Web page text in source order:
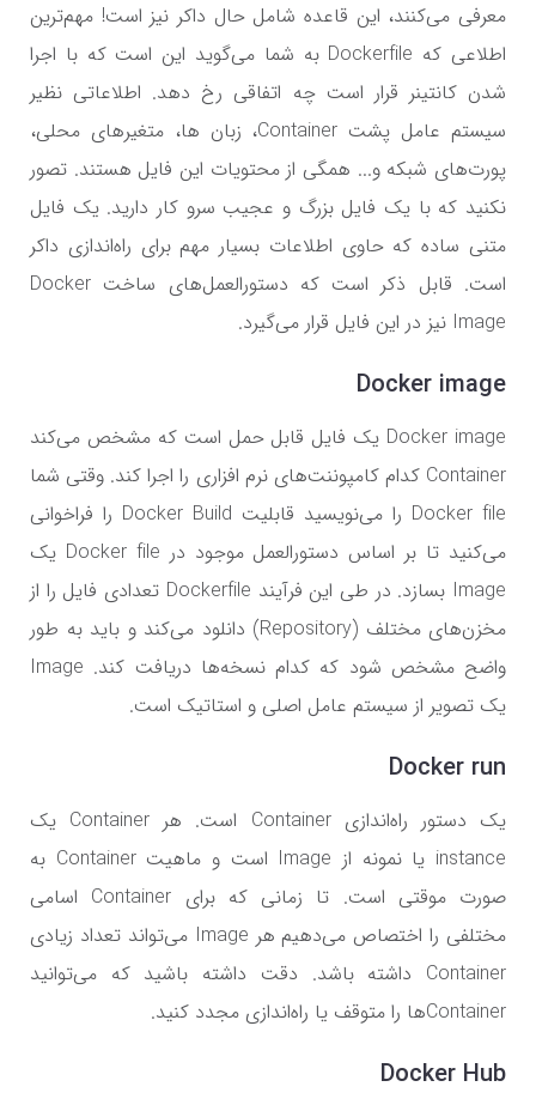
معرفی می‌کنند، این قاعده شامل حال داکر نیز است! مهم‌ترین
اطلاعی که Dockerfile به شما می‌گوید این است که با اجرا
شدن کانتینر قرار است چه اتفاقی رخ دهد. اطلاعاتی نظیر
سیستم عامل پشت Container، زبان ها، متغیرهای محلی،
پورت‌های شبکه و... همگی از محتویات این فایل هستند. تصور
نکنید که با یک فایل بزرگ و عجیب سرو کار دارید. یک فایل
متنی ساده که حاوی اطلاعات بسیار مهم برای راه‌اندازی داکر
است. قابل ذکر است که دستورالعمل‌های ساخت Docker
Image نیز در این فایل قرار می‌گیرد.
Docker image
Docker image یک فایل قابل حمل است که مشخص می‌کند
Container کدام کامپوننت‌های نرم افزاری را اجرا کند. وقتی شما
Docker file را می‌نویسید قابلیت Docker Build را فراخوانی
می‌کنید تا بر اساس دستورالعمل موجود در Docker file یک
Image بسازد. در طی این فرآیند Dockerfile تعدادی فایل را از
مخزن‌های مختلف (Repository) دانلود می‌کند و باید به طور
واضح مشخص شود که کدام نسخه‌ها دریافت کند. Image
یک تصویر از سیستم عامل اصلی و استاتیک است.
Docker run
یک دستور راه‌اندازی Container است. هر Container یک
instance یا نمونه از Image است و ماهیت Container به
صورت موقتی است. تا زمانی که برای Container اسامی
مختلفی را اختصاص می‌دهیم هر Image می‌تواند تعداد زیادی
Container داشته باشد. دقت داشته باشید که می‌توانید
Containerها را متوقف یا راه‌اندازی مجدد کنید.
Docker Hub